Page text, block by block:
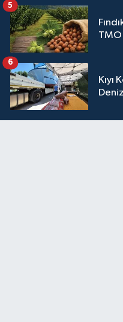
TMO
5
Kıyı
6